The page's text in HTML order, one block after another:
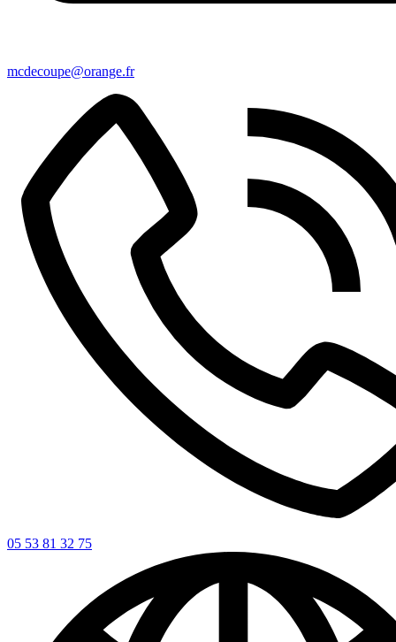
mcdecoupe@orange.fr
05 53 81 32 75